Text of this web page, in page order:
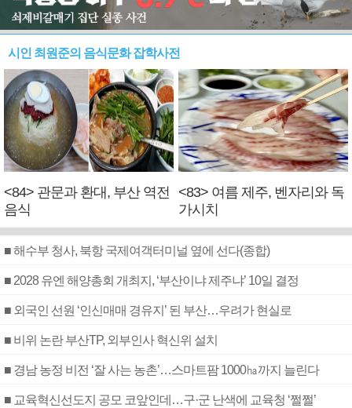
시인 최원준의 음식문화 잡학사전
<84> 관문과 환대, 부산 역전
음식
<83> 여름 제주, 벤자리와 독
가시치
■ 해수부 청사, 북항 국제여객터미널 옆에 선다(종합)
■ 2028 유엔 해양총회 개최지, ‘부산이냐 제주냐’ 10일 결정
■ 외국인 선원 ‘인신매매 경유지’ 된 부산…우려가 현실로
■ 비위 논란 부산TP, 외부인사 혁신위 설치
■ 경남 농정 비전 ‘잘 사는 농촌’…스마트팜 1000㏊까지 늘린다
■ 교육혁신선도지 공모 코앞인데…구·군 난색에 교육청 ‘쩔쩔’